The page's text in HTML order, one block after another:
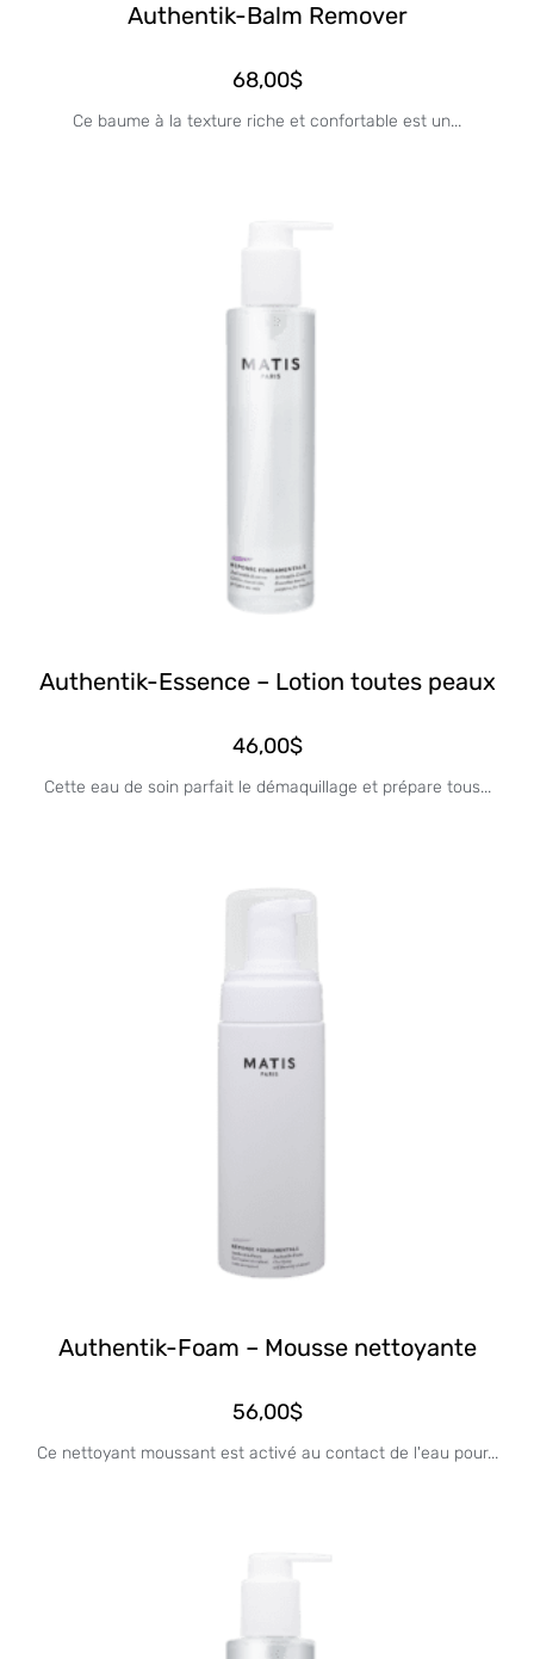
Authentik-Balm Remover
68,00$
Ce baume à la texture riche et confortable est un...
Authentik-Essence – Lotion toutes peaux
46,00$
Cette eau de soin parfait le démaquillage et prépare tous...
Authentik-Foam – Mousse nettoyante
56,00$
Ce nettoyant moussant est activé au contact de l'eau pour...